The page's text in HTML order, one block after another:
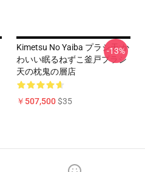
Kimetsu No Yaiba プラシ天:か
わいい眠るねずこ釜戸プラシ
天の枕鬼の層店
￥507,500$35
-13%